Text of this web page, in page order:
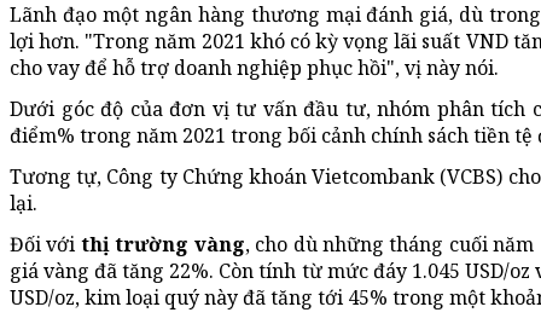
Lãnh đạo một ngân hàng thương mại đánh giá, dù
lợi hơn. "Trong năm 2021 khó có kỳ vọng lãi suất VND
cho vay để hỗ trợ doanh nghiệp phục hồi", vị này nói.
Dưới góc độ của đơn vị tư vấn đầu tư, nhóm phân tích
điểm% trong năm 2021 trong bối cảnh chính sách tiền
Tương tự, Công ty Chứng khoán Vietcombank (VCBS)
lại.
Đối với thị trường vàng, cho dù những tháng cuối năm
giá vàng đã tăng 22%. Còn tính từ mức đáy 1.045 USD/
USD/oz, kim loại quý này đã tăng tới 45% trong một